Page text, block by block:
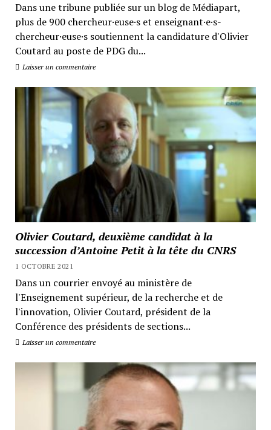
Dans une tribune publiée sur un blog de Médiapart,
plus de 900 chercheur·euse·s et enseignant·e·s-
chercheur·euse·s soutiennent la candidature d'Olivier
Coutard au poste de PDG du...
Laisser un commentaire
Olivier Coutard, deuxième candidat à la
succession d’Antoine Petit à la tête du CNRS
1 OCTOBRE 2021
Dans un courrier envoyé au ministère de
l'Enseignement supérieur, de la recherche et de
l'innovation, Olivier Coutard, président de la
Conférence des présidents de sections...
Laisser un commentaire